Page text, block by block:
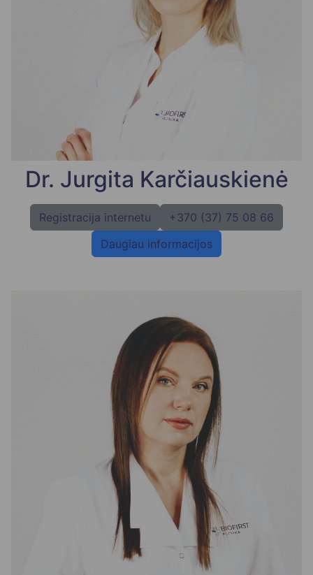
Dr. Jurgita Karčiauskienė
Registracija internetu
+370 (37) 75 08 66
Daugiau informacijos